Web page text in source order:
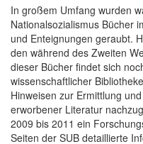
In großem Umfang wurden
Nationalsozialismus Bücher
und Enteignungen geraubt.
den während des Zweiten
dieser Bücher findet sich
wissenschaftlicher
Hinweisen zur Ermittlung
erworbener Literatur
2009 bis 2011 ein
Seiten der SUB detaillierte